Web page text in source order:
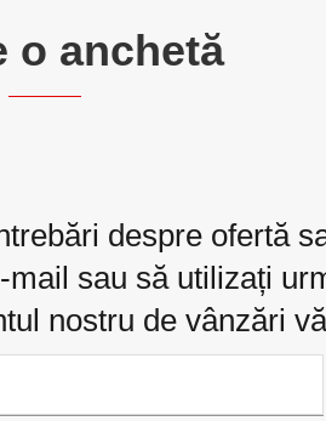
o anchetă
despre ofertă
sau să utilizați
nostru de vânzări